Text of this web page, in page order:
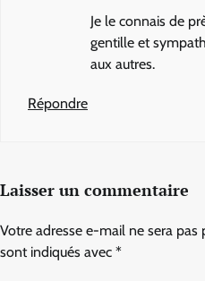
Je le connais de
gentille et
aux autres.
Répondre
Laisser un commentaire
Votre adresse e-mail ne sera pas
sont indiqués avec *